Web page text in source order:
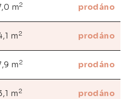
m2 prodáno
m2 prodáno
m 2 prodáno
m2 prodáno